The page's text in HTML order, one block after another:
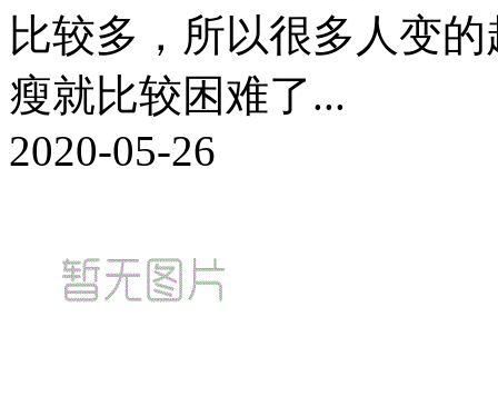
比较多，所以很多人变
瘦就比较困难了...
2020-05-26